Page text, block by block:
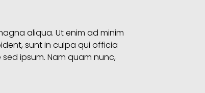
aliqua. Ut enim ad minim
sunt in culpa qui officia
ipsum. Nam quam nunc,